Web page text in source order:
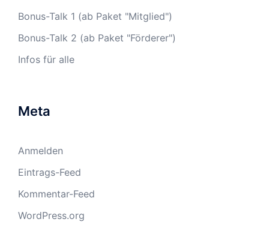
Bonus-Talk 1 (ab Paket "Mitglied")
Bonus-Talk 2 (ab Paket "Förderer")
Infos für alle
Meta
Anmelden
Eintrags-Feed
Kommentar-Feed
WordPress.org